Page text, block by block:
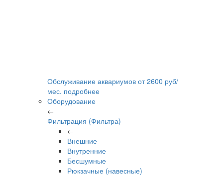
Обслуживание аквариумов от2600 руб/
мес. подробнее
Оборудование
←
Фильтрация (Фильтра)
←
Внешние
Внутренние
Бесшумные
Рюкзачные (навесные)